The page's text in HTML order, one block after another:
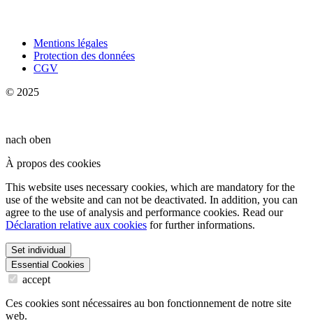
Mentions légales
Protection des données
CGV
© 2025
nach oben
À propos des cookies
This website uses necessary cookies, which are mandatory for the
use of the website and can not be deactivated. In addition, you can
agree to the use of analysis and performance cookies. Read our
Déclaration relative aux cookies for further informations.
Set individual
Essential Cookies
accept
Ces cookies sont nécessaires au bon fonctionnement de notre site
web.